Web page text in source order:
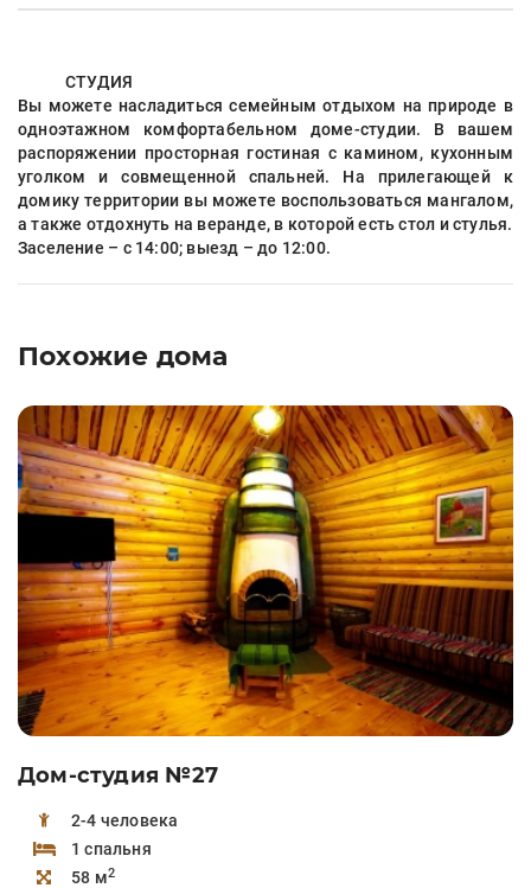
СТУДИЯ
Вы можете насладиться семейным отдыхом на природе в
одноэтажном комфортабельном доме-студии. В вашем
распоряжении просторная гостиная с камином, кухонным
уголком и совмещенной спальней. На прилегающей к
домику территории вы можете воспользоваться мангалом,
а также отдохнуть на веранде, в которой есть стол и стулья.
Заселение – с 14:00; выезд – до 12:00.
Похожие дома
Дом-студия №27
2-4 человека
1 спальня
58 м2